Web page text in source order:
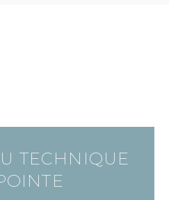
TECHNIQUE